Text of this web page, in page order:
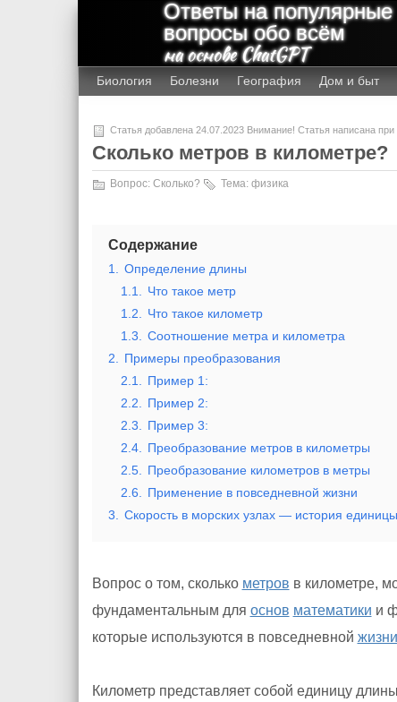
Ответы на популярные
вопросы обо всём
на основе ChatGPT
Биология Болезни География Дом и быт
Статья добавлена 24.07.2023 Внимание! Статья написана
Сколько метров в километре?
Вопрос: Сколько? Тема: физика
Содержание
1.
Определение длины
1.1.
Что такое метр
1.2.
Что такое километр
1.3.
Соотношение метра и километра
2.
Примеры преобразования
2.1.
Пример 1:
2.2.
Пример 2:
2.3.
Пример 3:
2.4.
Преобразование метров в километры
2.5.
Преобразование километров в метры
2.6.
Применение в повседневной жизни
3.
Скорость в морских узлах — история
Вопрос о том, сколько метров в километре,
фундаментальным для основ математики и
которые используются в повседневной
Километр представляет собой единицу